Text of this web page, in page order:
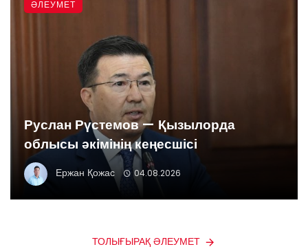
Руслан Рүстемов — Қызылорда
облысы әкімінің кеңесшісі
Ержан Қожас 04.08.2026
ӘЛЕУМЕТ
ТОЛЫҒЫРАҚ ӘЛЕУМЕТ